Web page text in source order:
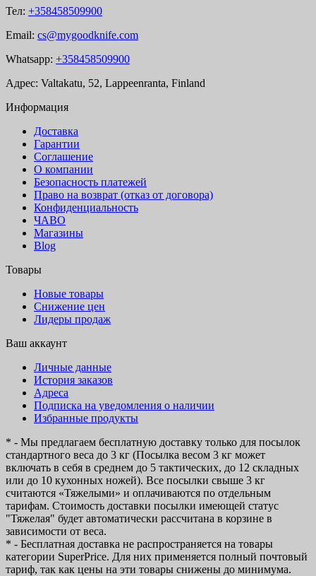
Тел: +358458509900
Email: cs@mygoodknife.com
Whatsapp: +358458509900
Адрес: Valtakatu, 52, Lappeenranta, Finland
Информация
Доставка
Гарантии
Соглашение
О компании
Безопасность платежей
Право на возврат (отказ от договора)
Конфиденциальность
ЧАВО
Магазины
Blog
Товары
Новые товары
Снижение цен
Лидеры продаж
Ваш аккаунт
Личные данные
История заказов
Адреса
Подписка на уведомления о наличии
Избранные продукты
* - Мы предлагаем бесплатную доставку только для посылок
стандартного веса до 3 кг (Посылка весом 3 кг может
включать в себя в среднем до 5 тактических, до 12 складных
или до 10 кухонных ножей). Все посылки свыше 3 кг
считаются «Тяжелыми» и оплачиваются по отдельным
тарифам. Стоимость доставки посылки имеющей статус
"Тяжелая" будет автоматически рассчитана в корзине в
зависимости от веса.
* - Бесплатная доставка не распространяется на товары
категории SuperPrice. Для них применяется полный почтовый
тариф, так как цены на эти товары снижены до минимума.